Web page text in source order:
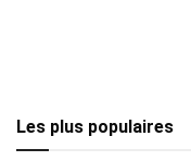
Les plus populaires